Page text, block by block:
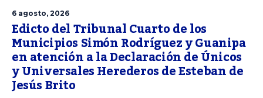
6 agosto, 2026
Edicto del Tribunal Cuarto de los
Municipios Simón Rodríguez y Guanipa
en atención a la Declaración de Únicos
y Universales Herederos de Esteban de
Jesús Brito